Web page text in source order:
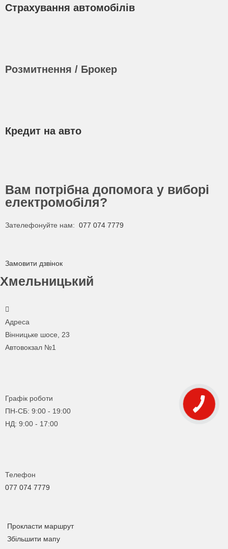
Страхування автомобілів
Розмитнення / Брокер
Кредит на авто
Вам потрібна допомога у виборі
електромобіля?
Зателефонуйте нам: 077 074 7779
Замовити дзвінок
Хмельницький
Адреса
Вінницьке шосе, 23
Автовокзал №1
Графік роботи
ПН-СБ: 9:00 - 19:00
НД: 9:00 - 17:00
Телефон
077 074 7779
Прокласти маршрут
Збільшити мапу